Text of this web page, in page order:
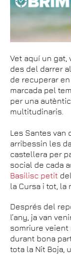
Vet aquí un gat,
des del darrer
de recuperar
marcada pel
per una
multitudinaris.
Les Santes van
arribessin les
castellera per
social de cada
Basilisc petit
la Cursa i tot, la
Després del
l’any, ja van
somriure veient
durant bona
tota la Nit Boja,